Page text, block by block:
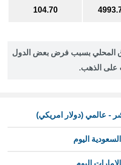
104.70
المحلي بسبب فرض بعض الدول
على الذهب.